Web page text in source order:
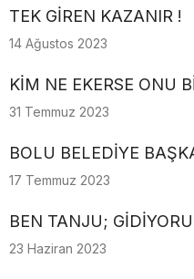
TEK GİREN KAZANIR !
14 Ağustos 2023
KİM NE EKERSE ONU
31 Temmuz 2023
BOLU BELEDİYE
17 Temmuz 2023
BEN TANJU;
23 Haziran 2023